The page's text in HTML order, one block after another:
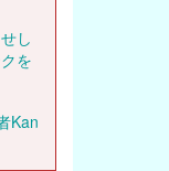
し
を
Kan